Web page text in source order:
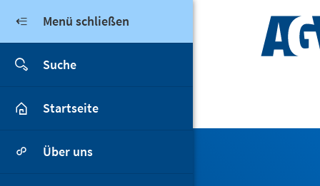
Menü schließen
Suche
Hauptmenü agv-
Startseite
Über uns